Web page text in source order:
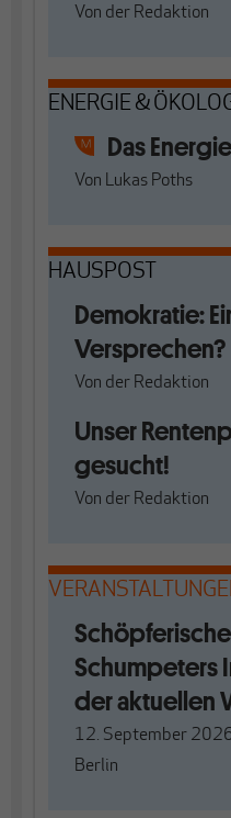
Von der Redaktion
ENERGIE &
Das
Von Lukas Poths
HAUSPOST
Demokratie:
Versprechen?
Von der Redaktion
Unser
gesucht!
Von der Redaktion
Schumpeters
der aktuellen
12. September
Berlin